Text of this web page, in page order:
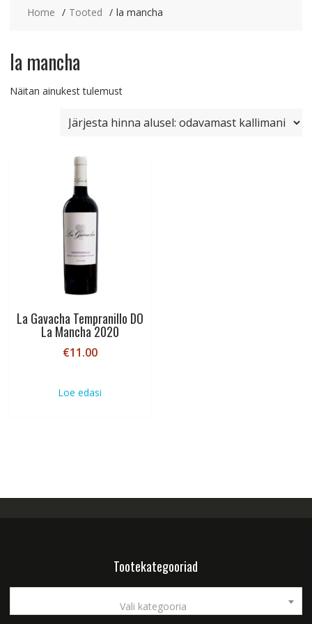
Home Tooted la mancha
la mancha
Näitan ainukest tulemust
La Gavacha Tempranillo DO
La Mancha 2020
€11.00
Loe edasi
Tootekategooriad
Vali kategooria